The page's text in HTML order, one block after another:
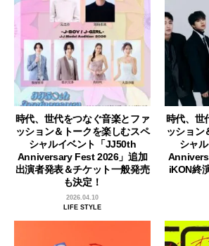
時代、世代をつなぐ音楽とファ
ッション＆トークを楽しむスペ
シャルイベント「JJ50th
Anniversary Fest 2026」追加
出演者発表＆チケット一般発売
も決定！
2026.04.10
LIFE STYLE
時代、世
ッション
シャ
iKON終